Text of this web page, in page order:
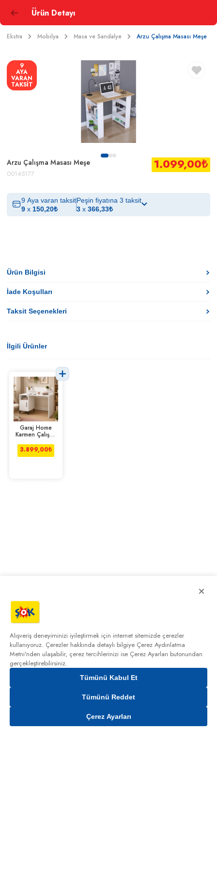
Ürün Detayı
Ekstra Mobilya Masa ve Sandalye Arzu Çalışma Masası Meşe
9
AYA
VARAN
TAKSİT
Arzu Çalışma Masası Meşe
00145177
1.099,00₺
Gelince Haber Ver
9 Aya varan taksit
9 x 150,20₺
Peşin fiyatına 3 taksit
3 x 366,33₺
Ürün Bilgisi
İade Koşulları
Taksit Seçenekleri
İlgili Ürünler
Garaj Home
Karmen Çalışma
3.899,00₺
×
Alışveriş deneyiminizi iyileştirmek için internet sitemizde çerezler
kullanıyoruz. Çerezler hakkında detaylı bilgiye Çerez Aydınlatma
Metni'nden ulaşabilir, çerez tercihlerinizi ise Çerez Ayarları butonundan
gerçekleştirebilirsiniz.
Tümünü Kabul Et
Tümünü Reddet
Çerez Ayarları